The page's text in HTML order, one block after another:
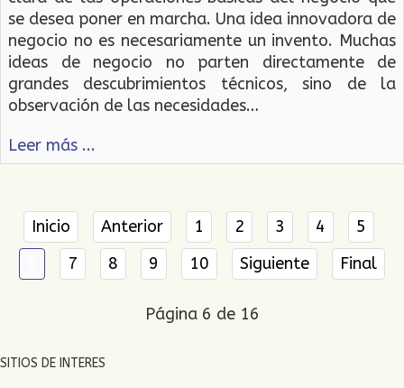
se desea poner en marcha. Una idea innovadora de
negocio no es necesariamente un invento. Muchas
ideas de negocio no parten directamente de
grandes descubrimientos técnicos, sino de la
observación de las necesidades…
Leer más ...
Inicio Anterior 1 2 3 4
5
7 8 9 10 Siguiente Final
Página 6 de 16
SITIOS DE INTERES